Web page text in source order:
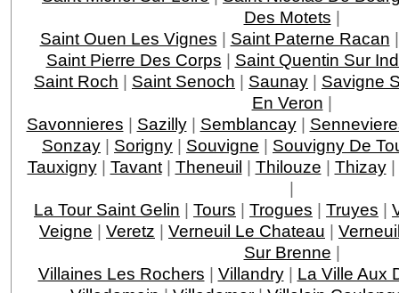
Des Motets |
Saint Ouen Les Vignes | Saint Paterne Racan
Saint Pierre Des Corps | Saint Quentin Sur
Saint Roch | Saint Senoch | Saunay | Savigne
En Veron |
Savonnieres | Sazilly| Semblancay|
Sonzay | Sorigny | Souvigne | Souvigny De
Tauxigny| Tavant| Theneuil | Thilouze | Thizay|
|
La Tour Saint Gelin | Tours | Trogues | Truyes |
Veigne | Veretz | Verneuil Le Chateau |
Sur Brenne |
Villaines Les Rochers | Villandry| La Ville Aux